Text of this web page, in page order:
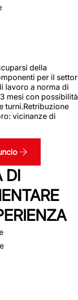
della
per il
lavoro a norma di
mesi con possibilità
turni.Retribuzione
vicinanze di
DI